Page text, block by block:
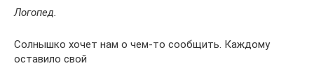
Логопед.
Солнышко хочет нам о чем-то сообщить. Каждому
оставило свой